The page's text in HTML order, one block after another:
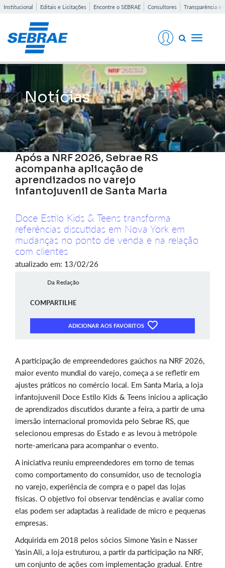
Institucional Editais e Licitações Encontre o SEBRAE Consultores Transparência e
Toggle
Notícias
Após a NRF 2026, Sebrae RS
acompanha aplicação de
aprendizados no varejo
infantojuvenil de Santa Maria
Doce Estilo Kids & Teens transforma
referências discutidas em Nova York em
mudanças no ponto de venda e na relação
com clientes
atualizado em: 13/02/26
Da Redação
COMPARTILHE
ADICIONAR AOS FAVORITOS
A participação de empreendedores gaúchos na NRF 2026,
maior evento mundial do varejo, começa a se refletir em
ajustes práticos no comércio local. Em Santa Maria, a loja
infantojuvenil Doce Estilo Kids & Teens iniciou a aplicação
de aprendizados discutidos durante a feira, a partir de uma
imersão internacional promovida pelo Sebrae RS, que
selecionou empresas do Estado e as levou à metrópole
norte-americana para acompanhar o evento.
A iniciativa reuniu empreendedores em torno de temas
como comportamento do consumidor, uso de tecnologia
no varejo, experiência de compra e o papel das lojas
físicas. O objetivo foi observar tendências e avaliar como
elas podem ser adaptadas à realidade de micro e pequenas
empresas.
Adquirida em 2018 pelos sócios Simone Yasin e Nasser
Yasin Ali, a loja estruturou, a partir da participação na NRF,
um conjunto de ações com implementação gradual. Entre